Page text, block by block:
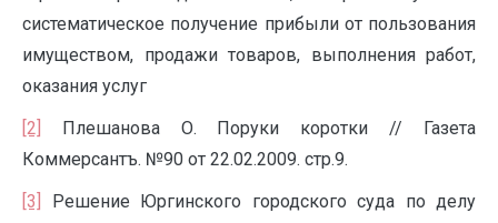
систематическое получение прибыли от пользования
имуществом, продажи товаров, выполнения работ,
оказания услуг
[2]
Плешанова О. Поруки коротки // Газета
Коммерсантъ. №90 от 22.02.2009. стр.9.
[3]
Решение Юргинского городского суда по делу